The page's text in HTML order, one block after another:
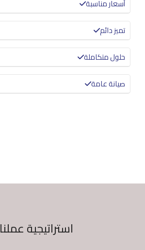
أسعار مناسبة
تميز دائم
حلول متكاملة
صيانة عامة
استراتيجية عملنا